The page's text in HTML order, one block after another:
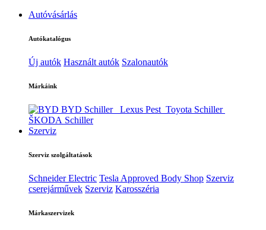
Autóvásárlás
Autókatalógus
Új autók Használt autók Szalonautók
Márkáink
BYD Schiller Lexus Pest Toyota Schiller
ŠKODA Schiller
Szerviz
Szerviz szolgáltatások
Schneider Electric Tesla Approved Body Shop Szerviz
cserejárművek Szerviz Karosszéria
Márkaszervizek